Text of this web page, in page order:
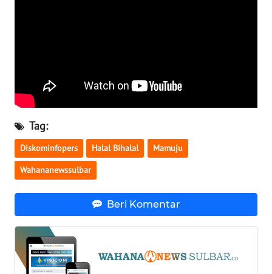
Tag:
Diskominfopers Halal Bihalal Mamuju
Wahananewssulbar
Beri Komentar
SULTENG
SULBAR
WN
BABEL
SUMBAR
WN
SUMSEL